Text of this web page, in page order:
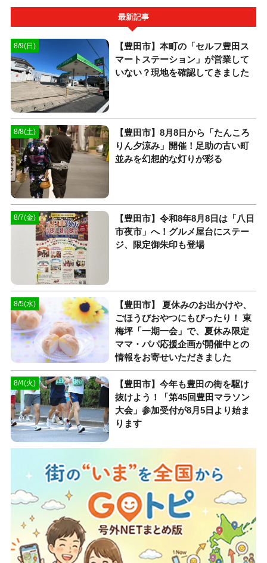
最新記事
8/9(日)
【豊田市】本町の「セルフ豊田ス
マートステーション」が営業して
いない？現地を確認してきました
8/8(土)
【豊田市】8月8日から「たんころ
りん夕涼み」開催！足助の古い町
並みを幻想的な灯りが彩る
8/7(金)
【豊田市】令和8年8月8日は「八日
市夜市」へ！グルメ屋台にステー
ジ、限定御朱印も登場
8/5(水)
【豊田市】 夏休みのお出かけや、
ごほうびおやつにもぴったり！ 東
梅坪「一期一会」で、夏休み限定
ママ・パパ応援企画が開催中との
情報をお寄せいただきました
8/4(火)
【豊田市】今年も豊田の街を駆け
抜けよう！「第45回豊田マラソン
大会」参加受付が8月5日より始ま
ります